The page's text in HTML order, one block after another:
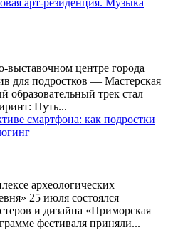
арт-резиденция. Музыка
центре города
для подростков — Мастерская
образовательный трек стал
Путь...
смартфона: как подростки
археологических
25 июля состоялся
и дизайна «Приморская
фестиваля приняли...